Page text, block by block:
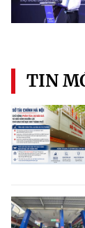
TIN